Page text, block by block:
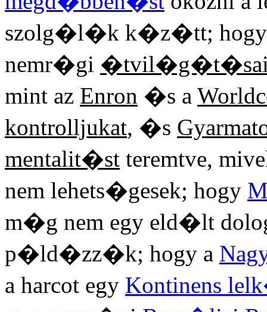
szolg�l�k k�z�tt;
nemr�gi
mint az Enron �s a
kontrolljukat, �s
mentalit�st teremtve,
nem lehets�gesek; hogy
m�g nem egy eld�lt
p�ld�zz�k; hogy a
a harcot egy Kontinens